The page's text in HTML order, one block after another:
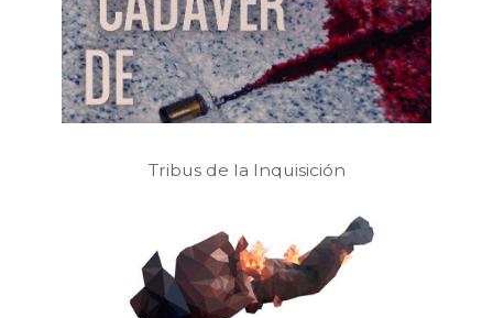
Tribus de la Inquisición